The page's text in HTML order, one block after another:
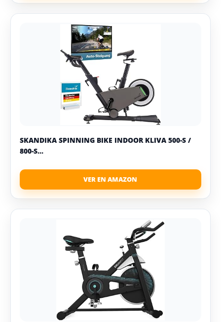
SKANDIKA SPINNING BIKE INDOOR KLIVA 500-S /
800-S...